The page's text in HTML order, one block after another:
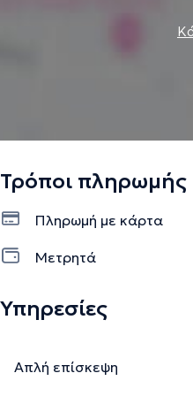
Τρόποι πληρωμής
Πληρωμή με κάρτα
Μετρητά
Υπηρεσίες
Απλή επίσκεψη